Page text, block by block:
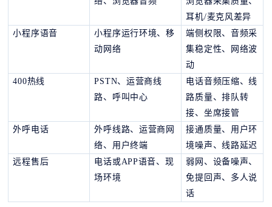
耳机/麦克风差异
小程序语音
小程序运行环境、移
动网络
端侧权限、音频采
集稳定性、网络波
动
400热线
PSTN、运营商线
路、呼叫中心
电话音频压缩、线
路质量、排队转
接、坐席接管
外呼电话
外呼线路、运营商网
络、用户终端
接通质量、用户环
境噪声、线路延迟
远程售后
电话或APP语音、现
场环境
弱网、设备噪声、
免提回声、多人说
话